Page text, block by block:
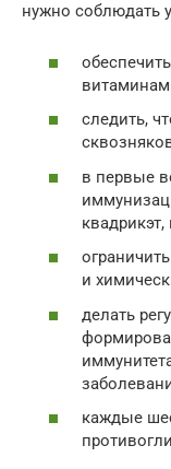
нужно соблюдать
следить,
в первые
и
делать
каждые